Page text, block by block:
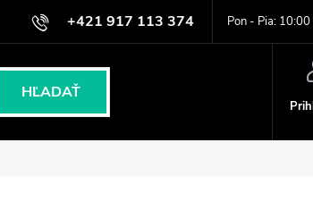
+421 917 113 374 Pon - Pia:
Podmienky ochrany osobných údajov
HĽADAŤ